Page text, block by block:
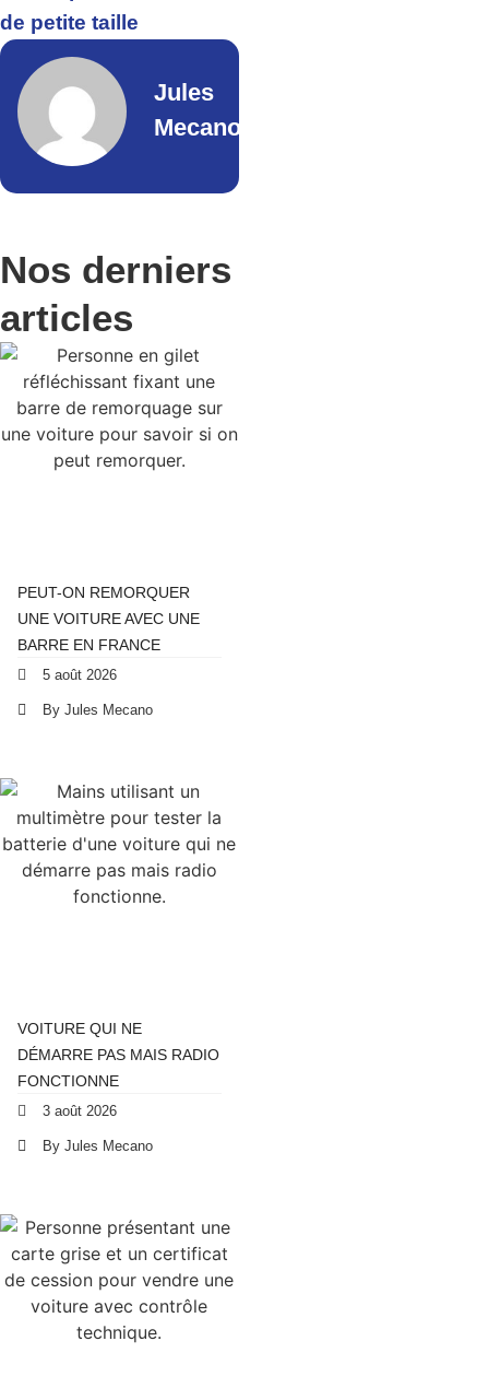
de petite taille
Jules
Mecano
Nos derniers
articles
PEUT-ON REMORQUER
UNE VOITURE AVEC UNE
BARRE EN FRANCE
5 août 2026
By Jules Mecano
VOITURE QUI NE
DÉMARRE PAS MAIS RADIO
FONCTIONNE
3 août 2026
By Jules Mecano